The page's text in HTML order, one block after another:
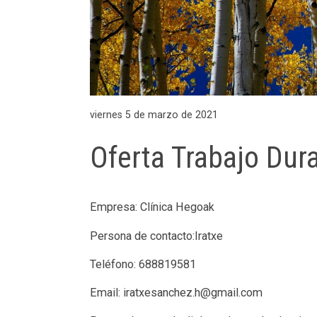
viernes 5 de marzo de 2021
Oferta Trabajo
Empresa: Clínica Hegoak
Persona de contacto:Iratxe
Teléfono: 688819581
Email: iratxesanchez.h@gmail.com